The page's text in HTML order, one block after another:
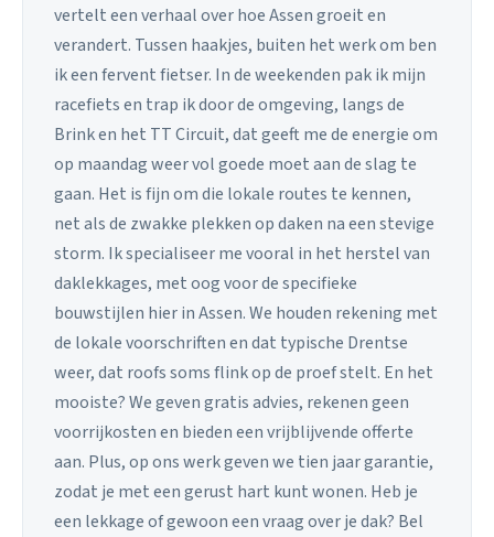
vertelt een verhaal over hoe Assen groeit en
verandert. Tussen haakjes, buiten het werk om ben
ik een fervent fietser. In de weekenden pak ik mijn
racefiets en trap ik door de omgeving, langs de
Brink en het TT Circuit, dat geeft me de energie om
op maandag weer vol goede moet aan de slag te
gaan. Het is fijn om die lokale routes te kennen,
net als de zwakke plekken op daken na een stevige
storm. Ik specialiseer me vooral in het herstel van
daklekkages, met oog voor de specifieke
bouwstijlen hier in Assen. We houden rekening met
de lokale voorschriften en dat typische Drentse
weer, dat roofs soms flink op de proef stelt. En het
mooiste? We geven gratis advies, rekenen geen
voorrijkosten en bieden een vrijblijvende offerte
aan. Plus, op ons werk geven we tien jaar garantie,
zodat je met een gerust hart kunt wonen. Heb je
een lekkage of gewoon een vraag over je dak? Bel